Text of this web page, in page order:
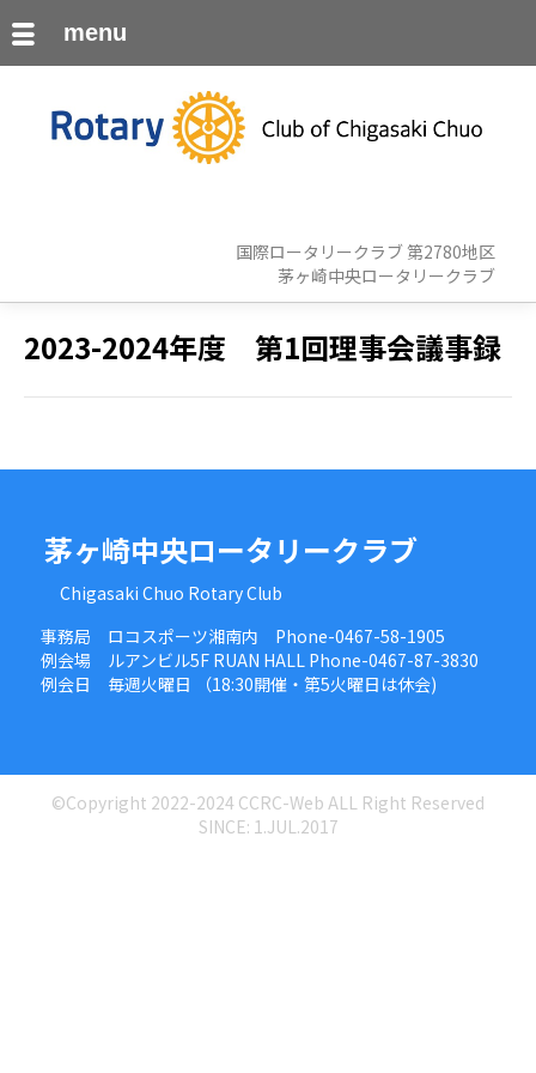
国際ロータリークラブ 第2780地区
茅ヶ崎中央ロータリークラブ
2023-2024年度 第1回理事会議事録
茅ヶ崎中央ロータリークラブ
Chigasaki Chuo Rotary Club
事務局 ロコスポーツ湘南内 Phone-0467-58-1905
例会場 ルアンビル5F RUAN HALL Phone-0467-87-3830
例会日 毎週火曜日 （18:30開催・第5火曜日は休会)
©Copyright 2022-2024 CCRC-Web ALL Right Reserved
SINCE: 1.JUL.2017
menu